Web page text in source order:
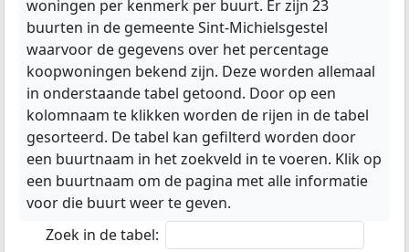
woningen per kenmerk per buurt. Er zijn 23
buurten in de gemeente Sint-Michielsgestel
waarvoor de gegevens over het percentage
koopwoningen bekend zijn. Deze worden allemaal
in onderstaande tabel getoond. Door op een
kolomnaam te klikken worden de rijen in de tabel
gesorteerd. De tabel kan gefilterd worden door
een buurtnaam in het zoekveld in te voeren. Klik op
een buurtnaam om de pagina met alle informatie
voor die buurt weer te geven.
Zoek in de tabel: